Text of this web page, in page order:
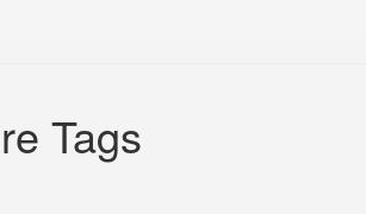
Tags